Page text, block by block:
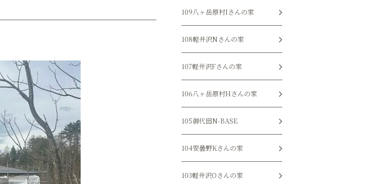
109八ヶ岳原村Iさんの家
108軽井沢Nさんの家
107軽井沢Fさんの家
106八ヶ岳原村Hさんの家
105御代田N-BASE
104安曇野Kさんの家
103軽井沢Oさんの家